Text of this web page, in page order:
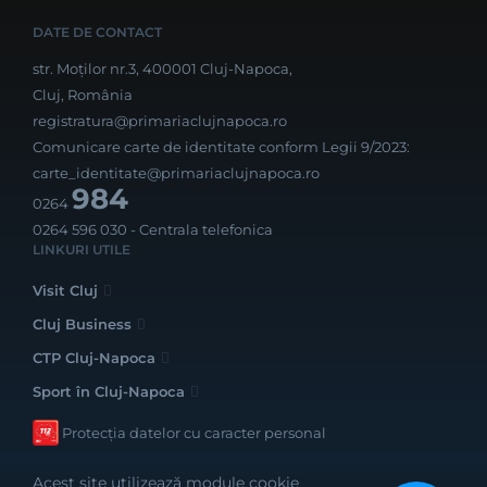
DATE DE CONTACT
str. Moților nr.3, 400001 Cluj-Napoca,
Cluj, România
registratura@primariaclujnapoca.ro
Comunicare carte de identitate conform Legii 9/2023:
carte_identitate@primariaclujnapoca.ro
0264984
0264 596 030 - Centrala telefonica
LINKURI UTILE
Visit Cluj
Cluj Business
CTP Cluj-Napoca
Sport în Cluj-Napoca
Protecția datelor cu caracter personal
Acest site utilizează module cookie